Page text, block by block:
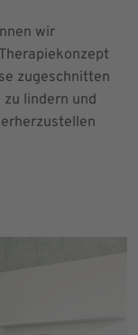
wir
zugeschnitten
lindern und